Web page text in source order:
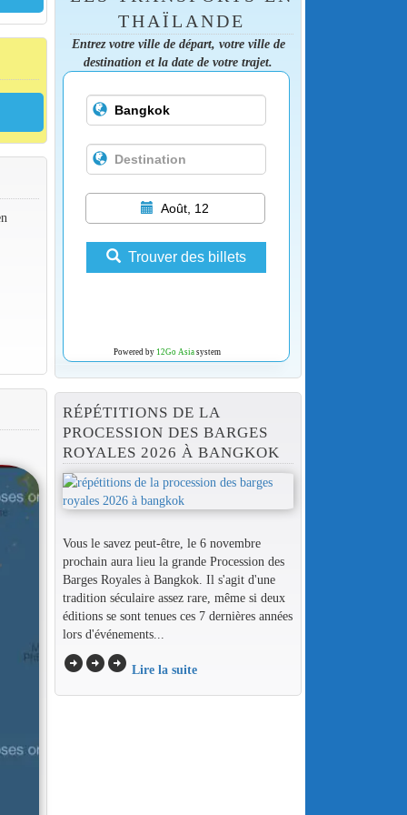
THAÏLANDE
Entrez votre ville de départ, votre ville de
destination et la date de votre trajet.
Août, 12
Trouver des billets
Powered by 12Go Asiasystem
RÉPÉTITIONS DE LA
PROCESSION DES BARGES
ROYALES 2026 À BANGKOK
Vous le savez peut-être, le 6 novembre
prochain aura lieu la grande Procession des
Barges Royales à Bangkok. Il s'agit d'une
tradition séculaire assez rare, même si deux
éditions se sont tenues ces 7 dernières années
lors d'événements...
arrow_circle_rightarrow_circle_rightarrow_circle_right Lire la suite